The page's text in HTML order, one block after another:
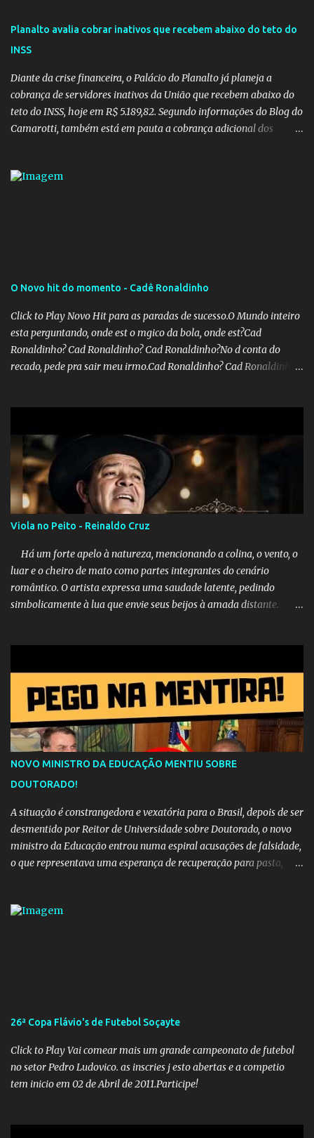
Planalto avalia cobrar inativos que recebem abaixo do teto do
INSS
Diante da crise financeira, o Palácio do Planalto já planeja a
cobrança de servidores inativos da União que recebem abaixo do
teto do INSS, hoje em R$ 5.189,82. Segundo informações do Blog do
Camarotti, também está em pauta a cobrança adicional dos
aumentar o percentual de recolhimento para 14%. De acordo com
O Novo hit do momento - Cadê Ronaldinho
Click to Play Novo Hit para as paradas de sucesso.O Mundo inteiro
esta perguntando, onde est o mgico da bola, onde est?Cad
Ronaldinho? Cad Ronaldinho? Cad Ronaldinho?No d conta do
recado, pede pra sair meu irmo.Cad Ronaldinho? Cad Ronaldinho?
Viola no Peito - Reinaldo Cruz
Há um forte apelo à natureza, mencionando a colina, o vento, o
luar e o cheiro de mato como partes integrantes do cenário
romântico. O artista expressa uma saudade latente, pedindo
simbolicamente à lua que envie seus beijos à amada distante. A
que continuará esperando enquanto houver canções para entoar. A
obra conclui como uma promessa de fidelidade e esperança no
reencontro, unindo a tradição da viola com o sentimento universal
do amor. No geral, o vídeo apresenta uma narrativa lírica sobre a
persistência do afeto através do tempo e do espaço. YouTube
YouTube YouTube
NOVO MINISTRO DA EDUCAÇÃO MENTIU SOBRE
DOUTORADO!
A situação é constrangedora e vexatória para o Brasil, depois de ser
desmentido por Reitor de Universidade sobre Doutorado, o novo
ministro da Educação entrou numa espiral acusações de falsidade,
o que representava uma esperança de recuperação para pasta,
Educação é um dos mais importantes do governo, em um ano e
afinal de contas como acreditar em algo proposto pelo novo
ministro sem imaginar que ele só esta querendo auferir vantagens
pessoais em uma pasta de tamanha envergadura e influência na
vida dos brasileiros. Evelin Azevedo escreveu brilhantemen...
26ª Copa Flávio's de Futebol Soçayte
Click to Play Vai comear mais um grande campeonato de futebol
no setor Pedro Ludovico. as inscries j esto abertas e a competio
tem inicio em 02 de Abril de 2011.Participe!